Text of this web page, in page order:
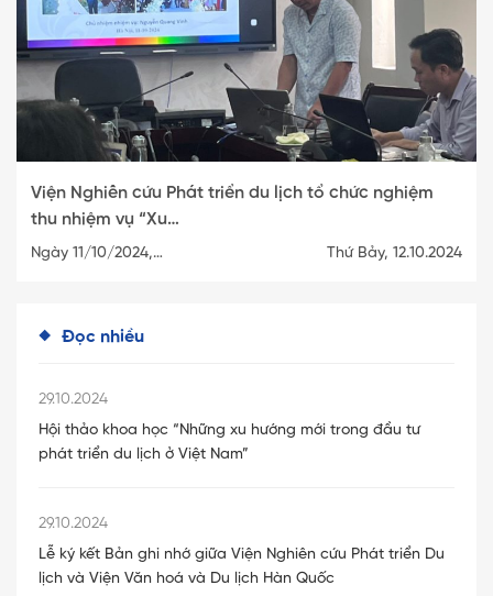
Viện Nghiên cứu Phát triển du lịch tổ chức nghiệm
thu nhiệm vụ “Xu…
Ngày 11/10/2024,… Thứ Bảy, 12.10.2024
Đọc nhiều
29.10.2024
Hội thảo khoa học “Những xu hướng mới trong đầu tư
phát triển du lịch ở Việt Nam”
29.10.2024
Lễ ký kết Bản ghi nhớ giữa Viện Nghiên cứu Phát triển Du
lịch và Viện Văn hoá và Du lịch Hàn Quốc